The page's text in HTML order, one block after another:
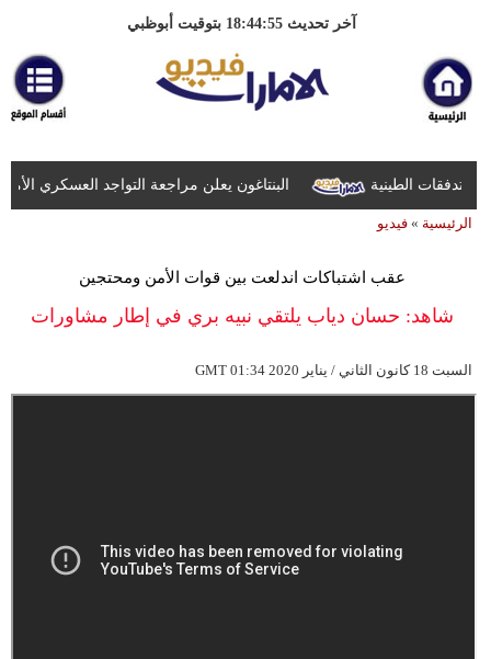
آخر تحديث 18:44:55 بتوقيت أبوظبي
البنتاغون يعلن مراجعة التواجد العسكري
الرئيسية » فيديو
عقب اشتباكات اندلعت بين قوات الأمن ومحتجين
شاهد: حسان دياب يلتقي نبيه بري في إطار مشاورات
GMT 01:34 2020 السبت 18 كانون الثاني / يناير